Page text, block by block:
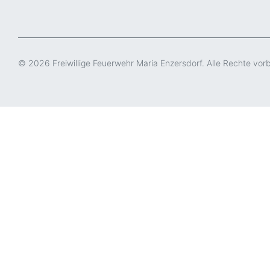
© 2026 Freiwillige Feuerwehr Maria Enzersdorf. Alle Rechte